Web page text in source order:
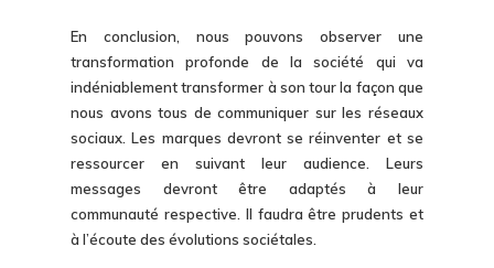
En conclusion, nous pouvons observer une
transformation profonde de la société qui va
indéniablement transformer à son tour la façon que
nous avons tous de communiquer sur les réseaux
sociaux. Les marques devront se réinventer et se
ressourcer en suivant leur audience. Leurs
messages devront être adaptés à leur
communauté respective. Il faudra être prudents et
à l’écoute des évolutions sociétales.